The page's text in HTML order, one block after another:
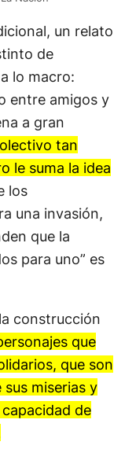
un relato
de
lo macro:
entre amigos y
a gran
tan
le suma la idea
los
una invasión,
que la
para uno” es
construcción
que
que son
miserias y
de